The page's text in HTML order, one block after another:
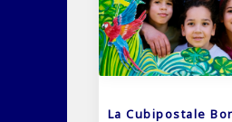
La Cubipostale